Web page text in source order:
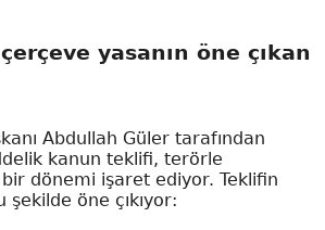
yasanın öne çıkan
Abdullah Güler tarafından
kanun teklifi, terörle
dönemi işaret ediyor. Teklifin
şekilde öne çıkıyor: